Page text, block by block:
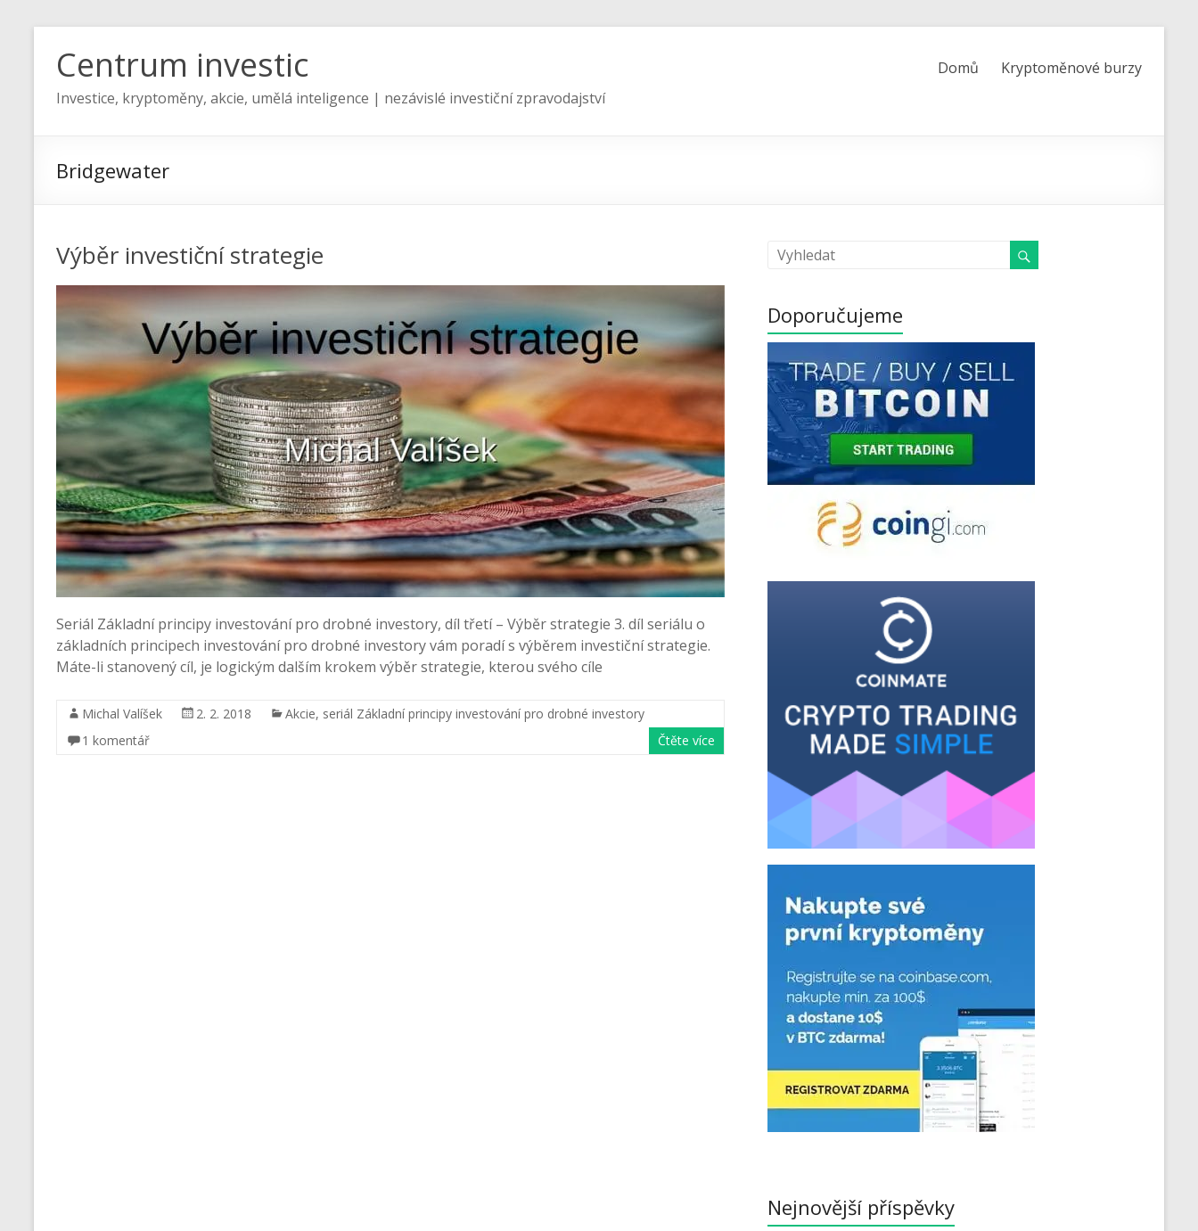
Centrum investic
Investice, kryptoměny, akcie, umělá inteligence | nezávislé investiční zpravodajství
Domů Kryptoměnové burzy
Bridgewater
Výběr investiční strategie
Seriál Základní principy investování pro drobné investory, díl třetí – Výběr strategie 3. díl seriálu o
základních principech investování pro drobné investory vám poradí s výběrem investiční strategie.
Máte-li stanovený cíl, je logickým dalším krokem výběr strategie, kterou svého cíle
Michal Valíšek 2. 2. 2018 Akcie, seriál Základní principy investování pro drobné investory
1 komentář
Čtěte více
Doporučujeme
Nejnovější příspěvky